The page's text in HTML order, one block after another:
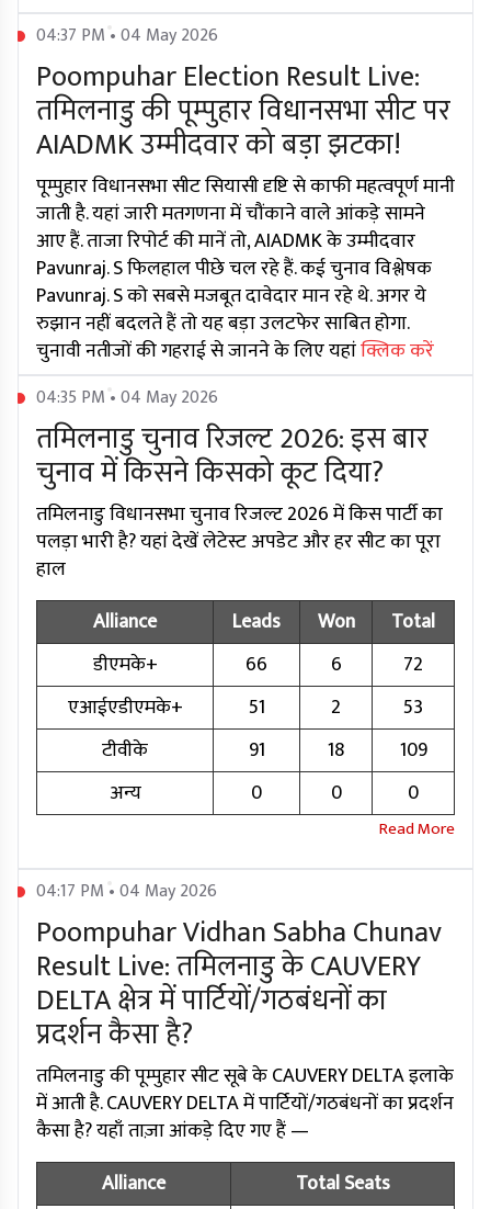
04:37 PM • 04 May 2026
Poompuhar Election Result Live:
तमिलनाडु की पूम्पुहार विधानसभा सीट पर
AIADMK उम्मीदवार को बड़ा झटका!
पूम्पुहार विधानसभा सीट सियासी दृष्टि से काफी महत्वपूर्ण मानी
जाती है. यहां जारी मतगणना में चौंकाने वाले आंकड़े सामने
आए हैं. ताजा रिपोर्ट की मानें तो, AIADMK के उम्मीदवार
Pavunraj. S फिलहाल पीछे चल रहे हैं. कई चुनाव विश्लेषक
Pavunraj. S को सबसे मजबूत दावेदार मान रहे थे. अगर ये
रुझान नहीं बदलते हैं तो यह बड़ा उलटफेर साबित होगा.
चुनावी नतीजों की गहराई से जानने के लिए यहांक्लिक करें
04:35 PM • 04 May 2026
तमिलनाडु चुनाव रिजल्ट 2026: इस बार
चुनाव में किसने किसको कूट दिया?
तमिलनाडु विधानसभा चुनाव रिजल्ट 2026 में किस पार्टी का
पलड़ा भारी है? यहां देखें लेटेस्ट अपडेट और हर सीट का पूरा
हाल
Alliance
Leads Won
Total
डीएमके+
66 6
72
एआईएडीएमके+
51 2
53
टीवीके
91 18
109
अन्य
0 0 0
04:17 PM • 04 May 2026
Poompuhar Vidhan Sabha Chunav
Result Live: तमिलनाडु के CAUVERY
DELTA क्षेत्र में पार्टियों/गठबंधनों का
प्रदर्शन कैसा है?
तमिलनाडु की पूम्पुहार सीट सूबे के CAUVERY DELTA इलाके
में आती है. CAUVERY DELTA में पार्टियों/गठबंधनों का प्रदर्शन
कैसा है? यहाँ ताज़ा आंकड़े दिए गए हैं —
Alliance
Total Seats